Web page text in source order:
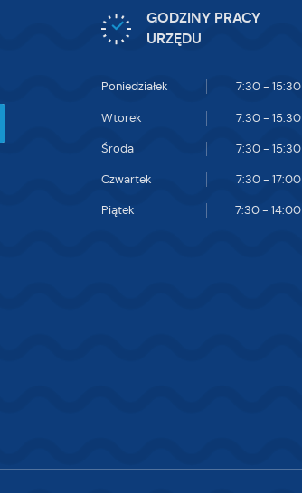
GODZINY PRACY
URZĘDU
Poniedziałek 7:30 - 15:30
Wtorek 7:30 - 15:30
Środa 7:30 - 15:30
Czwartek 7:30 - 17:00
Piątek 7:30 - 14:00